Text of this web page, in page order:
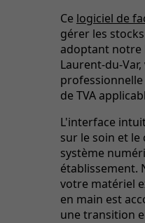
Ce logiciel de
gérer les
adoptant notre
Laurent-du-
de TVA
L'interface
sur le soin et le
système
établissement.
votre matériel
en main est
une transition